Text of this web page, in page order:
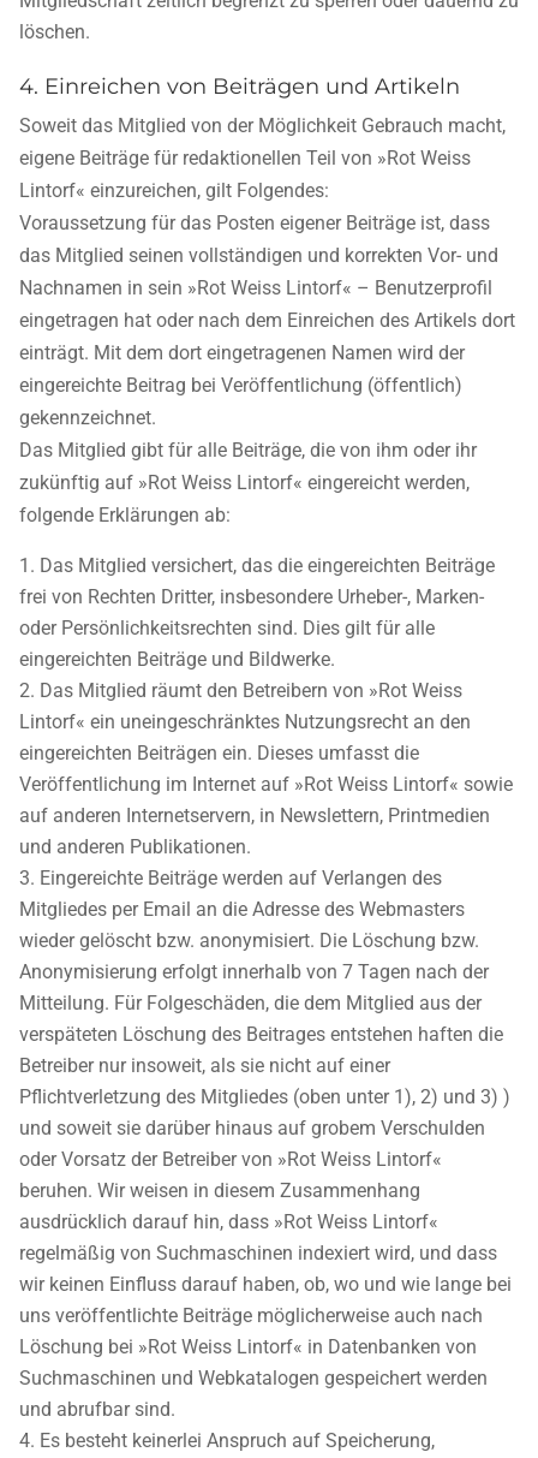
löschen.
4. Einreichen von Beiträgen und Artikeln
Soweit das Mitglied von der Möglichkeit Gebrauch macht,
eigene Beiträge für redaktionellen Teil von »Rot Weiss
Lintorf« einzureichen, gilt Folgendes:
Voraussetzung für das Posten eigener Beiträge ist, dass
das Mitglied seinen vollständigen und korrekten Vor- und
Nachnamen in sein »Rot Weiss Lintorf« – Benutzerprofil
eingetragen hat oder nach dem Einreichen des Artikels dort
einträgt. Mit dem dort eingetragenen Namen wird der
eingereichte Beitrag bei Veröffentlichung (öffentlich)
gekennzeichnet.
Das Mitglied gibt für alle Beiträge, die von ihm oder ihr
zukünftig auf »Rot Weiss Lintorf« eingereicht werden,
folgende Erklärungen ab:
Das Mitglied versichert, das die eingereichten Beiträge
frei von Rechten Dritter, insbesondere Urheber-, Marken-
oder Persönlichkeitsrechten sind. Dies gilt für alle
eingereichten Beiträge und Bildwerke.
Das Mitglied räumt den Betreibern von »Rot Weiss
Lintorf« ein uneingeschränktes Nutzungsrecht an den
eingereichten Beiträgen ein. Dieses umfasst die
Veröffentlichung im Internet auf »Rot Weiss Lintorf« sowie
auf anderen Internetservern, in Newslettern, Printmedien
und anderen Publikationen.
Eingereichte Beiträge werden auf Verlangen des
Mitgliedes per Email an die Adresse des Webmasters
wieder gelöscht bzw. anonymisiert. Die Löschung bzw.
Anonymisierung erfolgt innerhalb von 7 Tagen nach der
Mitteilung. Für Folgeschäden, die dem Mitglied aus der
verspäteten Löschung des Beitrages entstehen haften die
Betreiber nur insoweit, als sie nicht auf einer
Pflichtverletzung des Mitgliedes (oben unter 1), 2) und 3) )
und soweit sie darüber hinaus auf grobem Verschulden
oder Vorsatz der Betreiber von »Rot Weiss Lintorf«
beruhen. Wir weisen in diesem Zusammenhang
ausdrücklich darauf hin, dass »Rot Weiss Lintorf«
regelmäßig von Suchmaschinen indexiert wird, und dass
wir keinen Einfluss darauf haben, ob, wo und wie lange bei
uns veröffentlichte Beiträge möglicherweise auch nach
Löschung bei »Rot Weiss Lintorf« in Datenbanken von
Suchmaschinen und Webkatalogen gespeichert werden
und abrufbar sind.
Es besteht keinerlei Anspruch auf Speicherung,